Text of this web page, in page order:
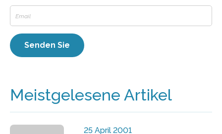
Meistgelesene Artikel
25 April 2001